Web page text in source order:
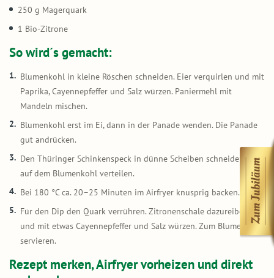
250 g Magerquark
1 Bio-Zitrone
So wird´s gemacht:
Blumenkohl in kleine Röschen schneiden. Eier verquirlen und mit
Paprika, Cayennepfeffer und Salz würzen. Paniermehl mit
Mandeln mischen.
Blumenkohl erst im Ei, dann in der Panade wenden. Die Panade
gut andrücken.
Den Thüringer Schinkenspeck in dünne Scheiben schneiden und
auf dem Blumenkohl verteilen.
Bei 180 °C ca. 20–25 Minuten im Airfryer knusprig backen.
Für den Dip den Quark verrühren. Zitronenschale dazureiben
und mit etwas Cayennepfeffer und Salz würzen. Zum Blumenkohl
servieren.
Rezept merken, Airfryer vorheizen und direkt